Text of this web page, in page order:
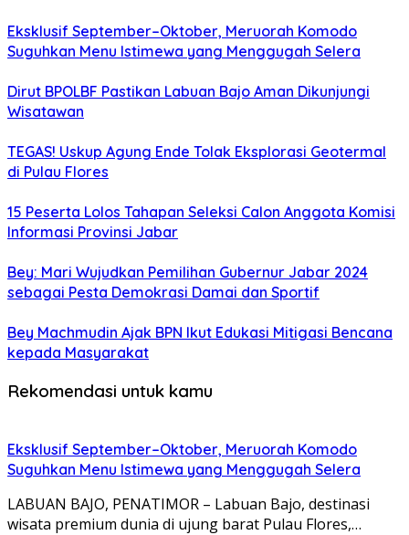
Eksklusif September–Oktober, Meruorah Komodo
Suguhkan Menu Istimewa yang Menggugah Selera
Dirut BPOLBF Pastikan Labuan Bajo Aman Dikunjungi
Wisatawan
TEGAS! Uskup Agung Ende Tolak Eksplorasi Geotermal
di Pulau Flores
15 Peserta Lolos Tahapan Seleksi Calon Anggota Komisi
Informasi Provinsi Jabar
Bey: Mari Wujudkan Pemilihan Gubernur Jabar 2024
sebagai Pesta Demokrasi Damai dan Sportif
Bey Machmudin Ajak BPN Ikut Edukasi Mitigasi Bencana
kepada Masyarakat
Rekomendasi untuk kamu
Eksklusif September–Oktober, Meruorah Komodo
Suguhkan Menu Istimewa yang Menggugah Selera
LABUAN BAJO, PENATIMOR – Labuan Bajo, destinasi
wisata premium dunia di ujung barat Pulau Flores,…